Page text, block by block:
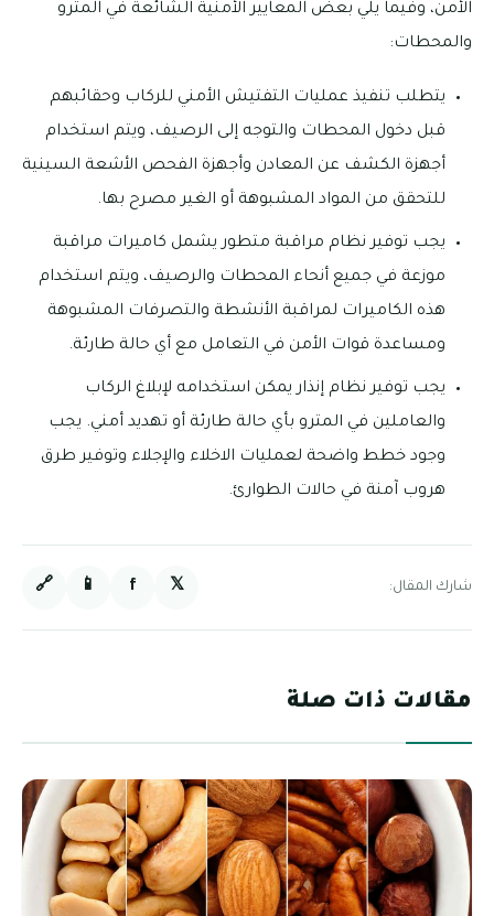
الأمن، وفيما يلي بعض المعايير الأمنية الشائعة في المترو
والمحطات:
يتطلب تنفيذ عمليات التفتيش الأمني للركاب وحقائبهم
قبل دخول المحطات والتوجه إلى الرصيف، ويتم استخدام
أجهزة الكشف عن المعادن وأجهزة الفحص الأشعة السينية
للتحقق من المواد المشبوهة أو الغير مصرح بها.
يجب توفير نظام مراقبة متطور يشمل كاميرات مراقبة
موزعة في جميع أنحاء المحطات والرصيف، ويتم استخدام
هذه الكاميرات لمراقبة الأنشطة والتصرفات المشبوهة
ومساعدة قوات الأمن في التعامل مع أي حالة طارئة.
يجب توفير نظام إنذار يمكن استخدامه لإبلاغ الركاب
والعاملين في المترو بأي حالة طارئة أو تهديد أمني. يجب
وجود خطط واضحة لعمليات الاخلاء والإجلاء وتوفير طرق
هروب آمنة في حالات الطوارئ.
شارك المقال: 𝕏
f
📱
🔗
مقالات ذات صلة